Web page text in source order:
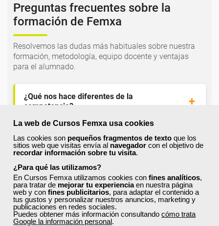
La web de Cursos Femxa usa cookies
Las cookies son pequeños fragmentos de texto que los
sitios web que visitas envía al navegador con el objetivo de
recordar información sobre tu visita.
¿Para qué las utilizamos?
En Cursos Femxa utilizamos cookies con fines analíticos,
para tratar de mejorar tu experienciaen nuestra página
web y con fines publicitarios, para adaptar el contenido a
tus gustos y personalizar nuestros anuncios, marketing y
publicaciones en redes sociales.
Puedes obtener más información consultando cómo trata
Google la información personal.
Preguntas frecuentes sobre la
formación de Femxa
Resolvemos las dudas más habituales sobre nuestra
formación, metodología, equipo docente y ventajas
para el alumnado.
¿Qué nos hace diferentes de la
competencia?
¿Por qué solicitar plaza en Femxa cuando se
puede hacer directamente desde el SEPE?
¿Son los docentes un aspecto diferencial de
los cursos de Femxa?
¿Los cursos de Femxa son prácticos y tienen